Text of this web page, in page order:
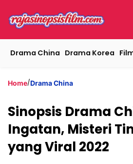
Drama China Drama Korea
Home/Drama China
Sinopsis Drama
Ingatan, Misteri
yang Viral 2022